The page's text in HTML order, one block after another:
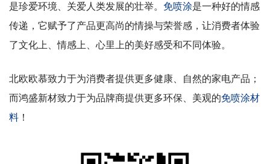
是珍爱环境、关爱人类发展的壮举。 免喷涂是一种好的情感
传递，它赋予了产品更高尚的情操与荣誉感，让消费者体验
了文化上、情感上、心里上的美好感受和不同体验。
北欧欧慕致力于为消费者提供更多健康、自然的家电产品；
而鸿盛新材致力于为品牌商提供更多环保、美观的免喷涂材
料 ！